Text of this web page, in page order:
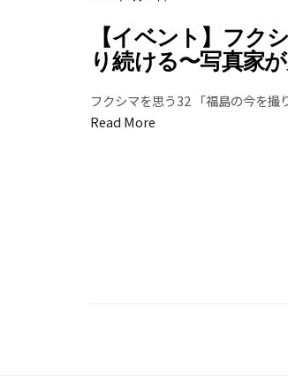
【イベント】フク
り続ける〜写真家
フクシマを思う32 「福島の今を
Read More